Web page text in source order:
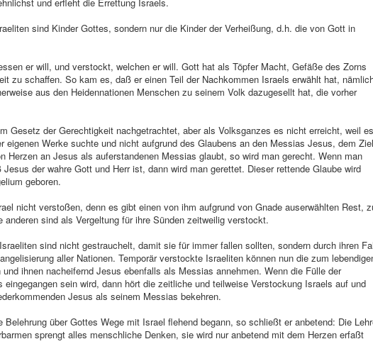
sind Kinder Gottes, sondern nur die Kinder der Verheißung, d.h. die von Gott in
er will, und verstockt, welchen er will. Gott hat als Töpfer Macht, Gefäße des Zorns
zu schaffen. So kam es, daß er einen Teil der Nachkommen Israels erwählt hat,
aus den Heidennationen Menschen zu seinem Volk dazugesellt hat, die vorher
Gesetz der Gerechtigkeit nachgetrachtet, aber als Volksganzes es nicht erreicht, weil es
eigenen Werke suchte und nicht aufgrund des Glaubens an den Messias Jesus, dem Ziel
Herzen an Jesus als auferstandenen Messias glaubt, so wird man gerecht. Wenn man
der wahre Gott und Herr ist, dann wird man gerettet. Dieser rettende Glaube wird
geboren.
nicht verstoßen, denn es gibt einen von ihm aufgrund von Gnade auserwählten Rest,
sind als Vergeltung für ihre Sünden zeitweilig verstockt.
sind nicht gestrauchelt, damit sie für immer fallen sollten, sondern durch ihren
aller Nationen. Temporär verstockte Israeliten können nun die zum
ihnen nacheifernd Jesus ebenfalls als Messias annehmen. Wenn die Fülle der
eingegangen sein wird, dann hört die zeitliche und teilweise Verstockung Israels auf und
Jesus als seinem Messias bekehren.
Belehrung über Gottes Wege mit Israel flehend begann, so schließt er anbetend: Die
sprengt alles menschliche Denken, sie wird nur anbetend mit dem Herzen erfaßt